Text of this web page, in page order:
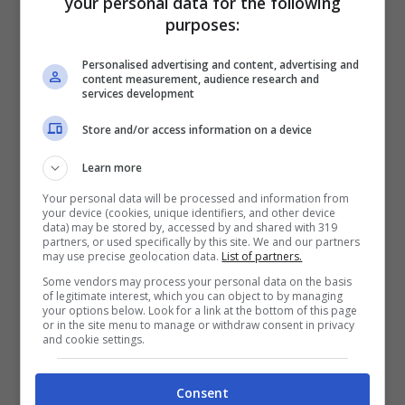
Al tempo in cui la
Hunziker riteneva ottima
l’influenza di Clelia, introdusse nella setta
anche la sua miglior amica
che, intervistata da ‘Oggi’, ha spiegato
quanto accaduto: “L’ha fatto per il mio
bene, perché all’inizio Clelia non era la
persona pericolosa che si è rivelata in
senza rendercene conto abbiamo messo le
nostre vite nelle sue mani. Così è iniziato
un incubo durato quasi 5 anni”.
purposes:
Personalised advertising and content, advertising and
content measurement, audience research and
services development
Store and/or access information on a device
Learn more
Your personal data will be processed and information from
your device (cookies, unique identifiers, and other device
data) may be stored by, accessed by and shared with 319
partners, or used specifically by this site. We and our partners
may use precise geolocation data. List of partners.
Some vendors may process your personal data on the basis
of legitimate interest, which you can object to by managing
your options below. Look for a link at the bottom of this page
or in the site menu to manage or withdraw consent in privacy
and cookie settings.
Consent